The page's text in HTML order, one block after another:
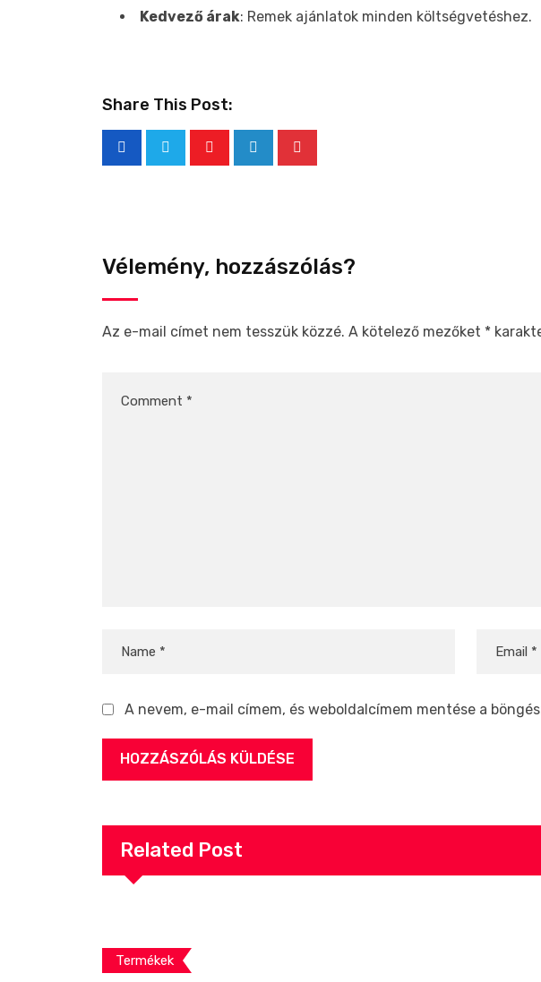
Kedvező árak: Remek ajánlatok minden költségvetéshez.
Share This Post:
Vélemény, hozzászólás?
Az e-mail címet nem tesszük közzé. A kötelező mezőket *
A nevem, e-mail címem, és weboldalcímem mentése a
Related Post
Termékek